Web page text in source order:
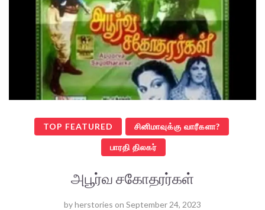
TOP FEATURED சினிமாவுக்கு வாரீகளா?
பாரதி திலகர்
அபூர்வ சகோதரர்கள்
byherstories on September 24, 2023